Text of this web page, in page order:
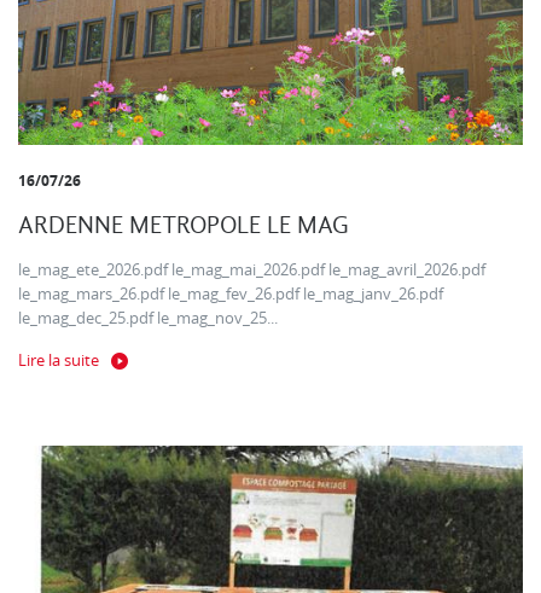
16/07/26
ARDENNE METROPOLE LE MAG
le_mag_ete_2026.pdf le_mag_mai_2026.pdf le_mag_avril_2026.pdf
le_mag_mars_26.pdf le_mag_fev_26.pdf le_mag_janv_26.pdf
le_mag_dec_25.pdf le_mag_nov_25...
Lire la suite